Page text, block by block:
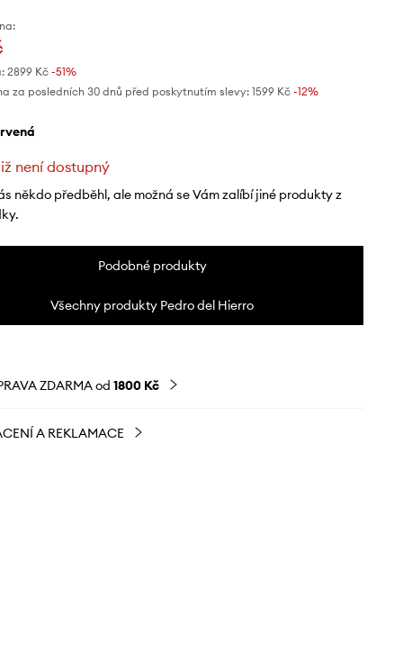
2899 Kč-51%
za posledních 30 dnů před poskytnutím slevy: 1599 Kč -12%
není dostupný
někdo předběhl, ale možná se Vám zalíbí jiné produkty z
Podobné produkty
Všechny produkty Pedro del Hierro
ZDARMA od 1800 Kč
A REKLAMACE